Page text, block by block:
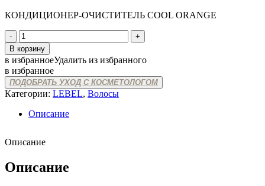
КОНДИЦИОНЕР-ОЧИСТИТЕЛЬ COOL ORANGE
Количество
товара
LEBEL
COOL
ORANGE
M
В корзину
в избранноеУдалить из избранного
в избранное
ПОДОБРАТЬ УХОД С КОСМЕТОЛОГОМ
Категории: LEBEL, Волосы
Описание
Описание
Описание